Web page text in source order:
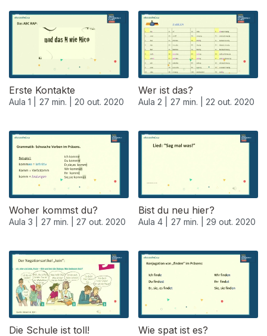
Erste Kontakte
Aula 1 | 27 min. | 20 out. 2020
Wer ist das?
Aula 2 | 27 min. | 22 out. 2020
Woher kommst du?
Aula 3 | 27 min. | 27 out. 2020
Bist du neu hier?
Aula 4 | 27 min. | 29 out. 2020
Die Schule ist toll! Wie spat ist es?